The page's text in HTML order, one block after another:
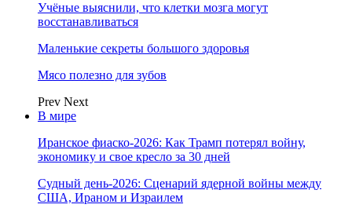
Учёные выяснили, что клетки мозга могут
восстанавливаться
Маленькие секреты большого здоровья
Мясо полезно для зубов
Prev Next
В мире
Иранское фиаско-2026: Как Трамп потерял войну,
экономику и свое кресло за 30 дней
Судный день-2026: Сценарий ядерной войны между
США, Ираном и Израилем